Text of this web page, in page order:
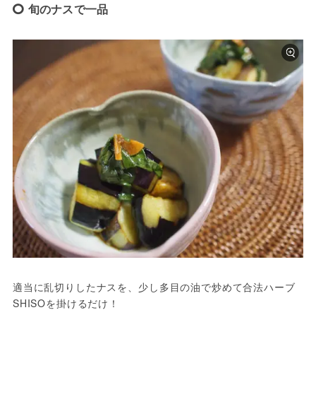
旬のナスで一品
適当に乱切りしたナスを、少し多目の油で炒めて合法ハーブ
SHISOを掛けるだけ！